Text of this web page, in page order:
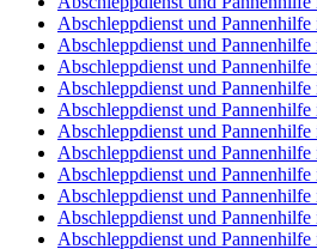
Abschleppdienst und
Abschleppdienst und Pannenhilfe
Abschleppdienst und Pannenhilfe
Abschleppdienst und Pannenhilfe
Abschleppdienst und
Abschleppdienst und Pannenhilfe
Abschleppdienst und
Abschleppdienst und
Abschleppdienst und Pannenhilfe
Abschleppdienst und Pannenhilfe
Abschleppdienst und